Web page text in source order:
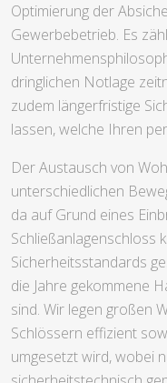
Optimierung der
Gewerbebetrieb. Es
dringlichen Notlage
zudem längerfristige
lassen, welche Ihren
Der Austausch von
unterschiedlichen
da auf Grund eines
Schließanlagenschloss
Sicherheitsstandards
die Jahre gekommene
sind. Wir legen großen
Schlössern effizient
umgesetzt wird, wobei